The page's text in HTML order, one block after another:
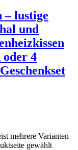
– lustige
und
4
mehrere Varianten
gewählt